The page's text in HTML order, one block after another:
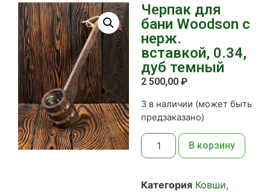
Черпак для
бани Woodson с
нерж.
вставкой, 0.34,
дуб темный
2 500,00 ₽
3 в наличии (может быть
предзаказано)
В корзину
Категория Ковши,